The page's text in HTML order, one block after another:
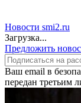
Новости smi2.ru
Загрузка...
Предложить
Ваш email в
передан третьим